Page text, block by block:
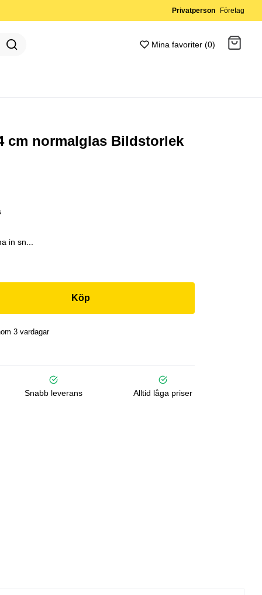
Privatperson Företag
Mina favoriter (0)
cm normalglas Bildstorlek
in sn...
Köp
3 vardagar
Snabb leverans Alltid låga priser